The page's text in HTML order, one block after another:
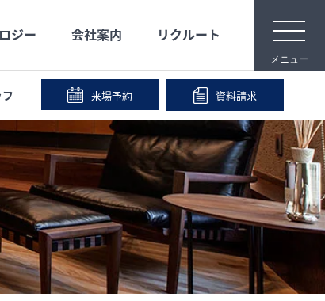
t
o
g
l
v
i
g
a
o
n
メニュー
宿泊体験
ジー 会社案内
ィア映像
事業内容
会社沿革
リクルート
来場予約 資料請求